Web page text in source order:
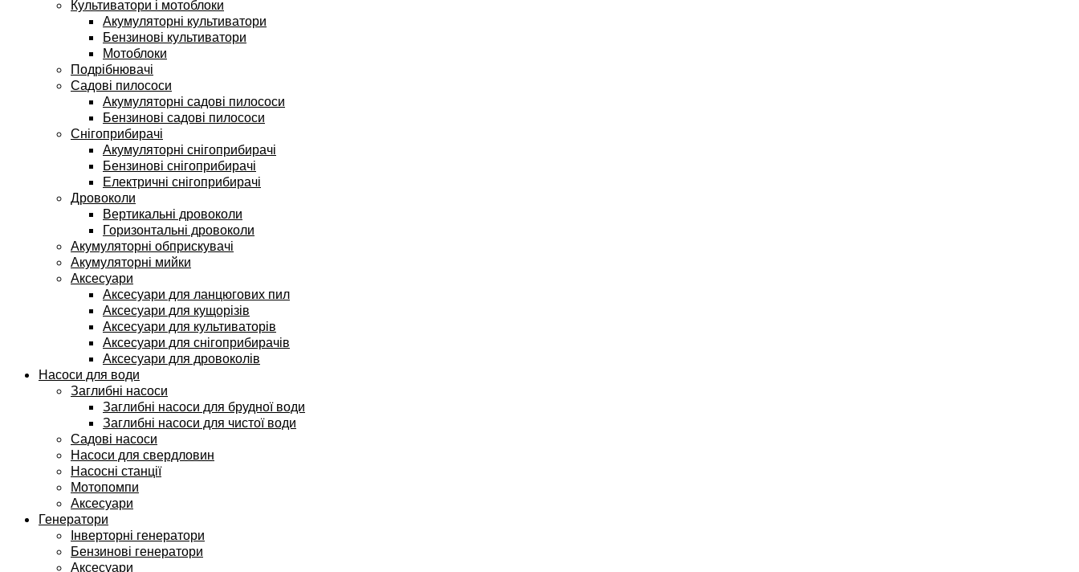
Культиватори і мотоблоки
Акумуляторні культиватори
Бензинові культиватори
Мотоблоки
Подрібнювачі
Садові пилососи
Акумуляторні садові пилососи
Бензинові садові пилососи
Снігоприбирачі
Акумуляторні снігоприбирачі
Бензинові снігоприбирачі
Електричні снігоприбирачі
Дровоколи
Вертикальні дровоколи
Горизонтальні дровоколи
Акумуляторні обприскувачі
Акумуляторні мийки
Аксесуари
Аксесуари для ланцюгових пил
Аксесуари для кущорізів
Аксесуари для культиваторів
Аксесуари для снігоприбирачів
Аксесуари для дровоколів
Насоси для води
Заглибні насоси
Заглибні насоси для брудної води
Заглибні насоси для чистої води
Садові насоси
Насоси для свердловин
Насосні станції
Мотопомпи
Аксесуари
Генератори
Інверторні генератори
Бензинові генератори
Аксесуари